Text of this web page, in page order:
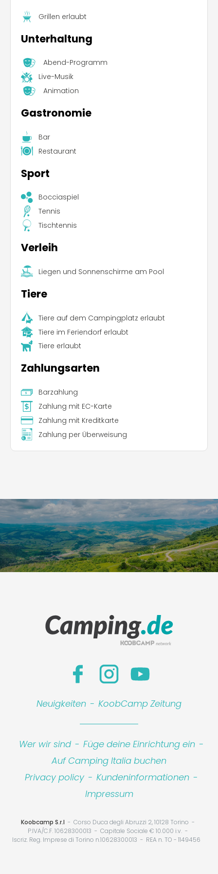
Grillen erlaubt
Unterhaltung
Abend-Programm
Live-Musik
Animation
Gastronomie
Bar
Restaurant
Sport
Bocciaspiel
Tennis
Tischtennis
Verleih
Liegen und Sonnenschirme am Pool
Tiere
Tiere auf dem Campingplatz erlaubt
Tiere im Feriendorf erlaubt
Tiere erlaubt
Zahlungsarten
Barzahlung
Zahlung mit EC-Karte
Zahlung mit Kreditkarte
Zahlung per Überweisung
Neuigkeiten - KoobCamp Zeitung
Wer wir sind - Füge deine Einrichtung ein -
Auf Camping Italia buchen
Privacy policy - Kundeninformationen -
Impressum
Koobcamp S.r.l
Corso Duca degli Abruzzi 2, 10128 Torino
P.IVA/C.F. 10628300013
Capitale Sociale € 10.000 i.v.
Iscriz. Reg. Imprese di Torino n.10628300013
REA n. TO - 1149456